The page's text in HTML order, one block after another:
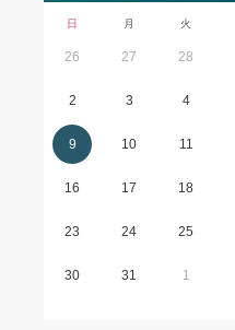
日 月 火
26 27 28
2 3 4
9 10 11
16 17 18
23 24 25
30 31 1